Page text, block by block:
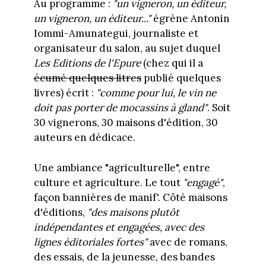
Au programme : "un vigneron, un éditeur,
un vigneron, un éditeur..."égrène Antonin
Iommi-Amunategui, journaliste et
organisateur du salon, au sujet duquel
Les Editions de l'Epure(chez qui il a
écumé quelques litrespublié quelques
livres) écrit : "comme pour lui, le vin ne
doit pas porter de mocassins à gland". Soit
30 vignerons, 30 maisons d'édition, 30
auteurs en dédicace.
Une ambiance "agriculturelle", entre
culture et agriculture. Le tout "engagé",
façon bannières de manif'. Côté maisons
d'éditions, "des maisons plutôt
indépendantes et engagées, avec des
lignes éditoriales fortes"avec de romans,
des essais, de la jeunesse, des bandes